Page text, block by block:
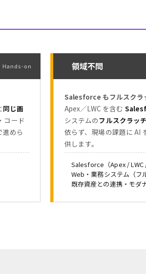
Hands-on
同じ画
コード
めら
領域不問
Salesforce もフルスクラ
Apex／LWC を含む
システムのフルスクラッ
依らず、現場の課題に AI
供します。
Salesforce（Apex / LWC
Web・業務システム（フ
既存資産との連携・モダ